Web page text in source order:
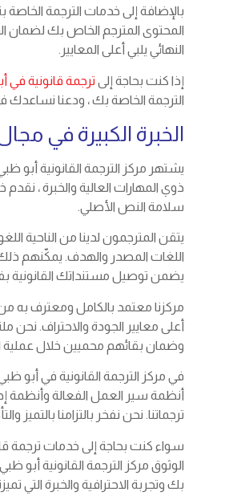
بالإضافة إلى خدمات الترجمة
المحتوى المترجم الخاص بك لضمان
النهائي يلبي أعلى المعايير.
إذا كنت بحاجة إلى ترجمة قانونية في
الترجمة الخاصة بك ، ودعنا
الخبرة الكبيرة في
يشتهر مركز الترجمة القانونية أبو
ذوي المهارات العالية والخبرة ،
سلامة النص الأصلي.
يتقن المترجمون لدينا من الناحية
اللغات المصدر والهدف. يمكّنهم ذلك
يضمن توصيل مستنداتك القانونية
مركزنا معتمد بالكامل ومعترف به
أعلى معايير الجودة والاحتراف. نحن
وضمان بقائهم محميين خلال عملية
في مركز الترجمة القانونية في أبو
أنظمة سير العمل الفعالة وأنظمة
ترجماتنا. نحن نفخر بالتزامنا
سواء كنت بحاجة إلى خدمات ترجمة
الوثوق مركز الترجمة القانونية أبو
بك وتجربة الاحترافية والخبرة التي